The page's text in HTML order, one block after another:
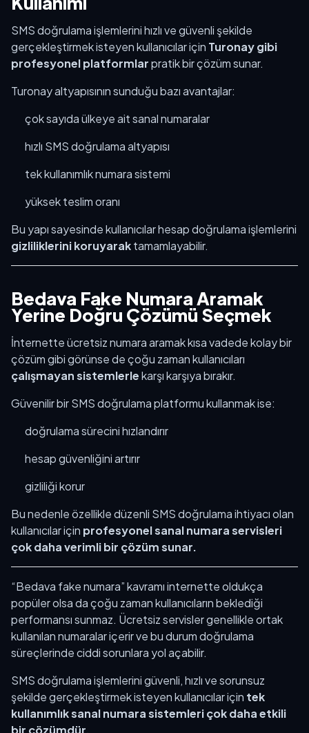
SMS doğrulama işlemlerini hızlı ve güvenli şekilde
gerçekleştirmek isteyen kullanıcılar için Turonay gibi
profesyonel platformlarpratik bir çözüm sunar.
Turonay altyapısının sunduğu bazı avantajlar:
çok sayıda ülkeye ait sanal numaralar
hızlı SMS doğrulama altyapısı
tek kullanımlık numara sistemi
yüksek teslim oranı
Bu yapı sayesinde kullanıcılar hesap doğrulama işlemlerini
gizliliklerini koruyaraktamamlayabilir.
Bedava Fake Numara Aramak
Yerine Doğru Çözümü Seçmek
İnternette ücretsiz numara aramak kısa vadede kolay bir
çözüm gibi görünse de çoğu zaman kullanıcıları
çalışmayan sistemlerlekarşı karşıya bırakır.
Güvenilir bir SMS doğrulama platformu kullanmak ise:
doğrulama sürecini hızlandırır
hesap güvenliğini artırır
gizliliği korur
Bu nedenle özellikle düzenli SMS doğrulama ihtiyacı olan
kullanıcılar için profesyonel sanal numara servisleri
çok daha verimli bir çözüm sunar.
“Bedava fake numara” kavramı internette oldukça
popüler olsa da çoğu zaman kullanıcıların beklediği
performansı sunmaz. Ücretsiz servisler genellikle ortak
kullanılan numaralar içerir ve bu durum doğrulama
süreçlerinde ciddi sorunlara yol açabilir.
SMS doğrulama işlemlerini güvenli, hızlı ve sorunsuz
şekilde gerçekleştirmek isteyen kullanıcılar için tek
kullanımlık sanal numara sistemleri çok daha etkili
bir çözümdür.